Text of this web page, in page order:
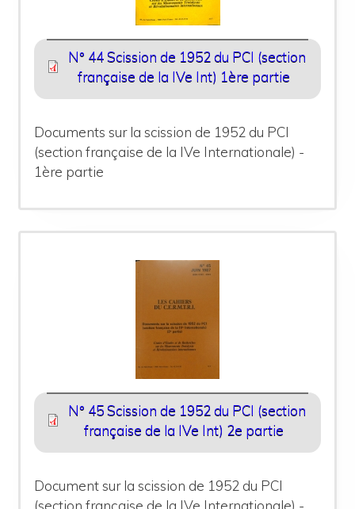
N° 44 Scission de 1952 du PCI (section
française de la IVe Int) 1ère partie
Documents sur la scission de 1952 du PCI
(section française de la IVe Internationale) -
1ère partie
N° 45 Scission de 1952 du PCI (section
française de la IVe Int) 2e partie
Document sur la scission de 1952 du PCI
(section française de la IVe Internationale) -